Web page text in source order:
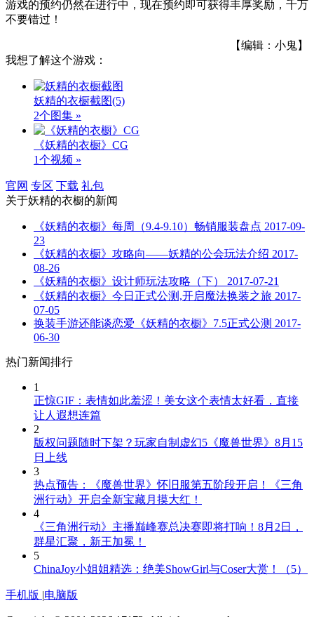
游戏的预约仍然在进行中，现在预约即可获得丰厚奖励，千万
不要错过！
【编辑：小鬼】
我想了解这个游戏：
妖精的衣橱截图(5)
2个图集 »
《妖精的衣橱》CG
1个视频 »
官网 专区 下载 礼包
关于妖精的衣橱的新闻
《妖精的衣橱》每周（9.4-9.10）畅销服装盘点 2017-09-
23
《妖精的衣橱》攻略向——妖精的公会玩法介绍 2017-
08-26
《妖精的衣橱》设计师玩法攻略（下）
2017-07-21
《妖精的衣橱》今日正式公测,开启魔法换装之旅 2017-
07-05
换装手游还能谈恋爱《妖精的衣橱》7.5正式公测 2017-
06-30
热门新闻排行
1
正惊GIF：表情如此羞涩！美女这个表情太好看，直接
让人遐想连篇
2
版权问题随时下架？玩家自制虚幻5《魔兽世界》8月15
日上线
3
热点预告：《魔兽世界》怀旧服第五阶段开启！《三角
洲行动》开启全新宝藏月摸大红！
4
《三角洲行动》主播巅峰赛总决赛即将打响！8月2日，
群星汇聚，新王加冕！
5
ChinaJoy小姐姐精选：绝美ShowGirl与Coser大赏！（5）
手机版 |电脑版